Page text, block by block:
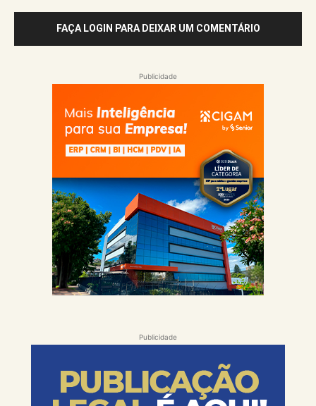
FAÇA LOGIN PARA DEIXAR UM COMENTÁRIO
Publicidade
Publicidade